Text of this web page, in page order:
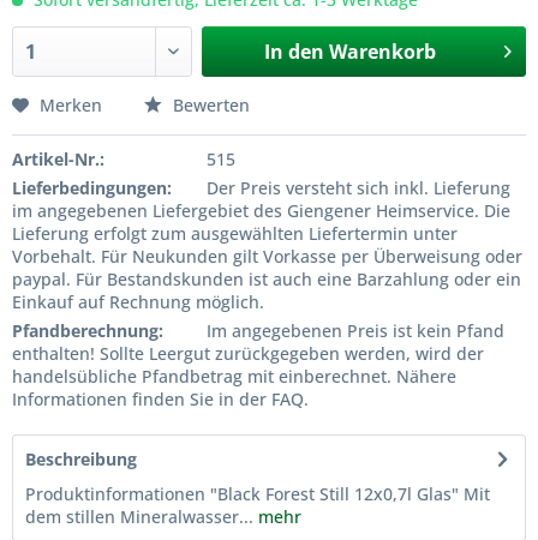
In den Warenkorb
Merken Bewerten
Artikel-Nr.:
515
Lieferbedingungen:
Der Preis versteht sich inkl. Lieferung
im angegebenen Liefergebiet des Giengener Heimservice. Die
Lieferung erfolgt zum ausgewählten Liefertermin unter
Vorbehalt. Für Neukunden gilt Vorkasse per Überweisung oder
paypal. Für Bestandskunden ist auch eine Barzahlung oder ein
Einkauf auf Rechnung möglich.
Pfandberechnung:
Im angegebenen Preis ist kein Pfand
enthalten! Sollte Leergut zurückgegeben werden, wird der
handelsübliche Pfandbetrag mit einberechnet. Nähere
Informationen finden Sie in der FAQ.
Beschreibung
Produktinformationen "Black Forest Still 12x0,7l Glas" Mit
dem stillen Mineralwasser... mehr